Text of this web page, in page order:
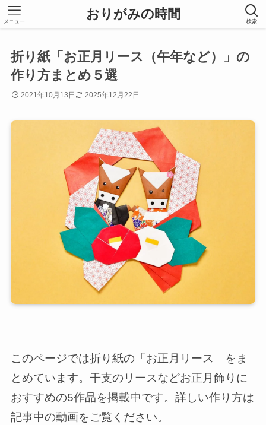
おりがみの時間 検索
メニュー
折り紙「お正月リース（午年など）」の
作り方まとめ５選
2021年10月13日 2025年12月22日
このページでは折り紙の「お正月リース」をま
とめています。干支のリースなどお正月飾りに
おすすめの5作品を掲載中です。詳しい作り方は
記事中の動画をご覧ください。